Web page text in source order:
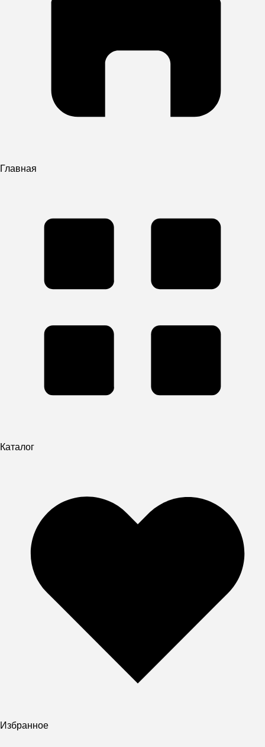
Главная
Каталог
Избранное